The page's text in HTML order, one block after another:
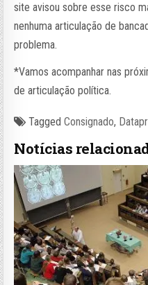
site avisou sobre esse risco
nenhuma articulação de
problema.
*Vamos acompanhar nas
de articulação política.
TaggedConsignado,
Notícias